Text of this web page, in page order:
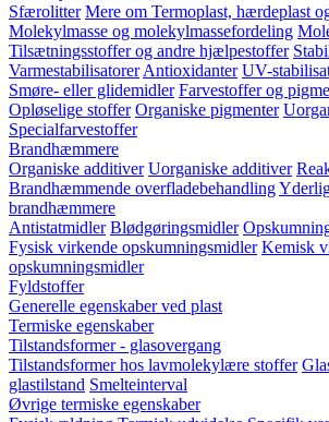
Sfærolitter Mere om Termoplast, hærdeplast
Molekylmasse og molekylmassefordeling
Tilsætningsstoffer og andre hjælpestoffer
Varmestabilisatorer Antioxidanter UV-
Smøre- eller glidemidler Farvestoffer og
Opløselige stoffer Organiske pigmenter
Specialfarvestoffer
Brandhæmmere
Organiske additiver Uorganiske additiver
Brandhæmmende overfladebehandling
brandhæmmere
Antistatmidler Blødgøringsmidler
Fysisk virkende opskumningsmidler Kemisk
opskumningsmidler
Fyldstoffer
Generelle egenskaber ved plast
Termiske egenskaber
Tilstandsformer - glasovergang
Tilstandsformer hos lavmolekylære stoffer
glastilstand Smelteinterval
Øvrige termiske egenskaber